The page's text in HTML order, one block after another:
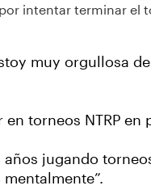
intentar terminar el
muy orgullosa
torneos NTRP en
jugando